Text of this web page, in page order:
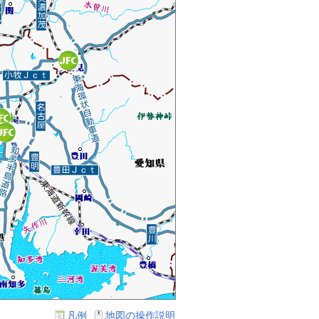
凡例 地図の操作説明